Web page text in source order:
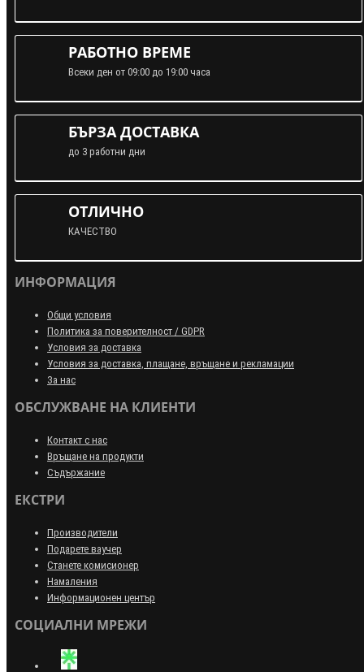
РАБОТНО ВРЕМЕ
Всеки ден от 09:00 до 19:00 часа
БЪРЗА ДОСТАВКА
до 3 работни дни
ОТЛИЧНО
КАЧЕСТВО
ИНФОРМАЦИЯ
Общи условия
Политика за поверителност / GDPR
Условия за доставка
Условия за доставка, плащане, връщане и рекламации
За нас
ОБСЛУЖВАНЕ НА КЛИЕНТИ
Контакт с нас
Връщане на продукти
Съдържание
ЕКСТРИ
Производители
Подарете ваучер
Станете комисионер
Намаления
Информационен център
СОЦИАЛНИ МРЕЖИ